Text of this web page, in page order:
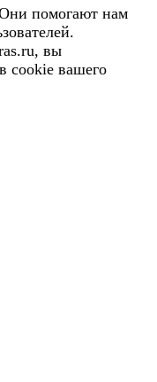
помогают нам
вы
cookie вашего